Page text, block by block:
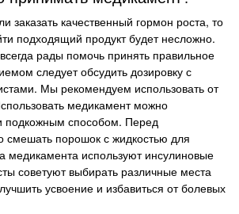
заказать качественный гормон роста, то
подходящий продукт будет несложно.
рады помочь принять правильное
следует обсудить дозировку с
Мы рекомендуем использовать от
медикамент можно
подкожным способом. Перед
порошок с жидкостью для
медикамента используют инсулиновые
советуют выбирать различные места
усвоение и избавиться от болевых